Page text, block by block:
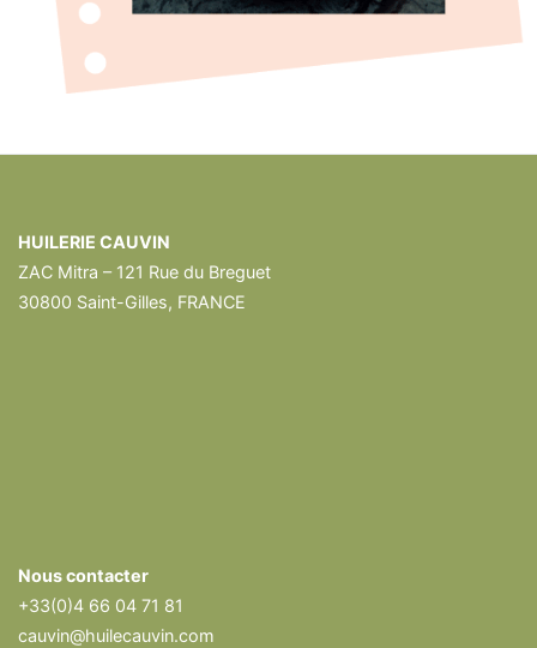
HUILERIE CAUVIN
ZAC Mitra – 121 Rue du Breguet
30800 Saint-Gilles, FRANCE
Nous contacter
+33(0)4 66 04 71 81
cauvin@huilecauvin.com